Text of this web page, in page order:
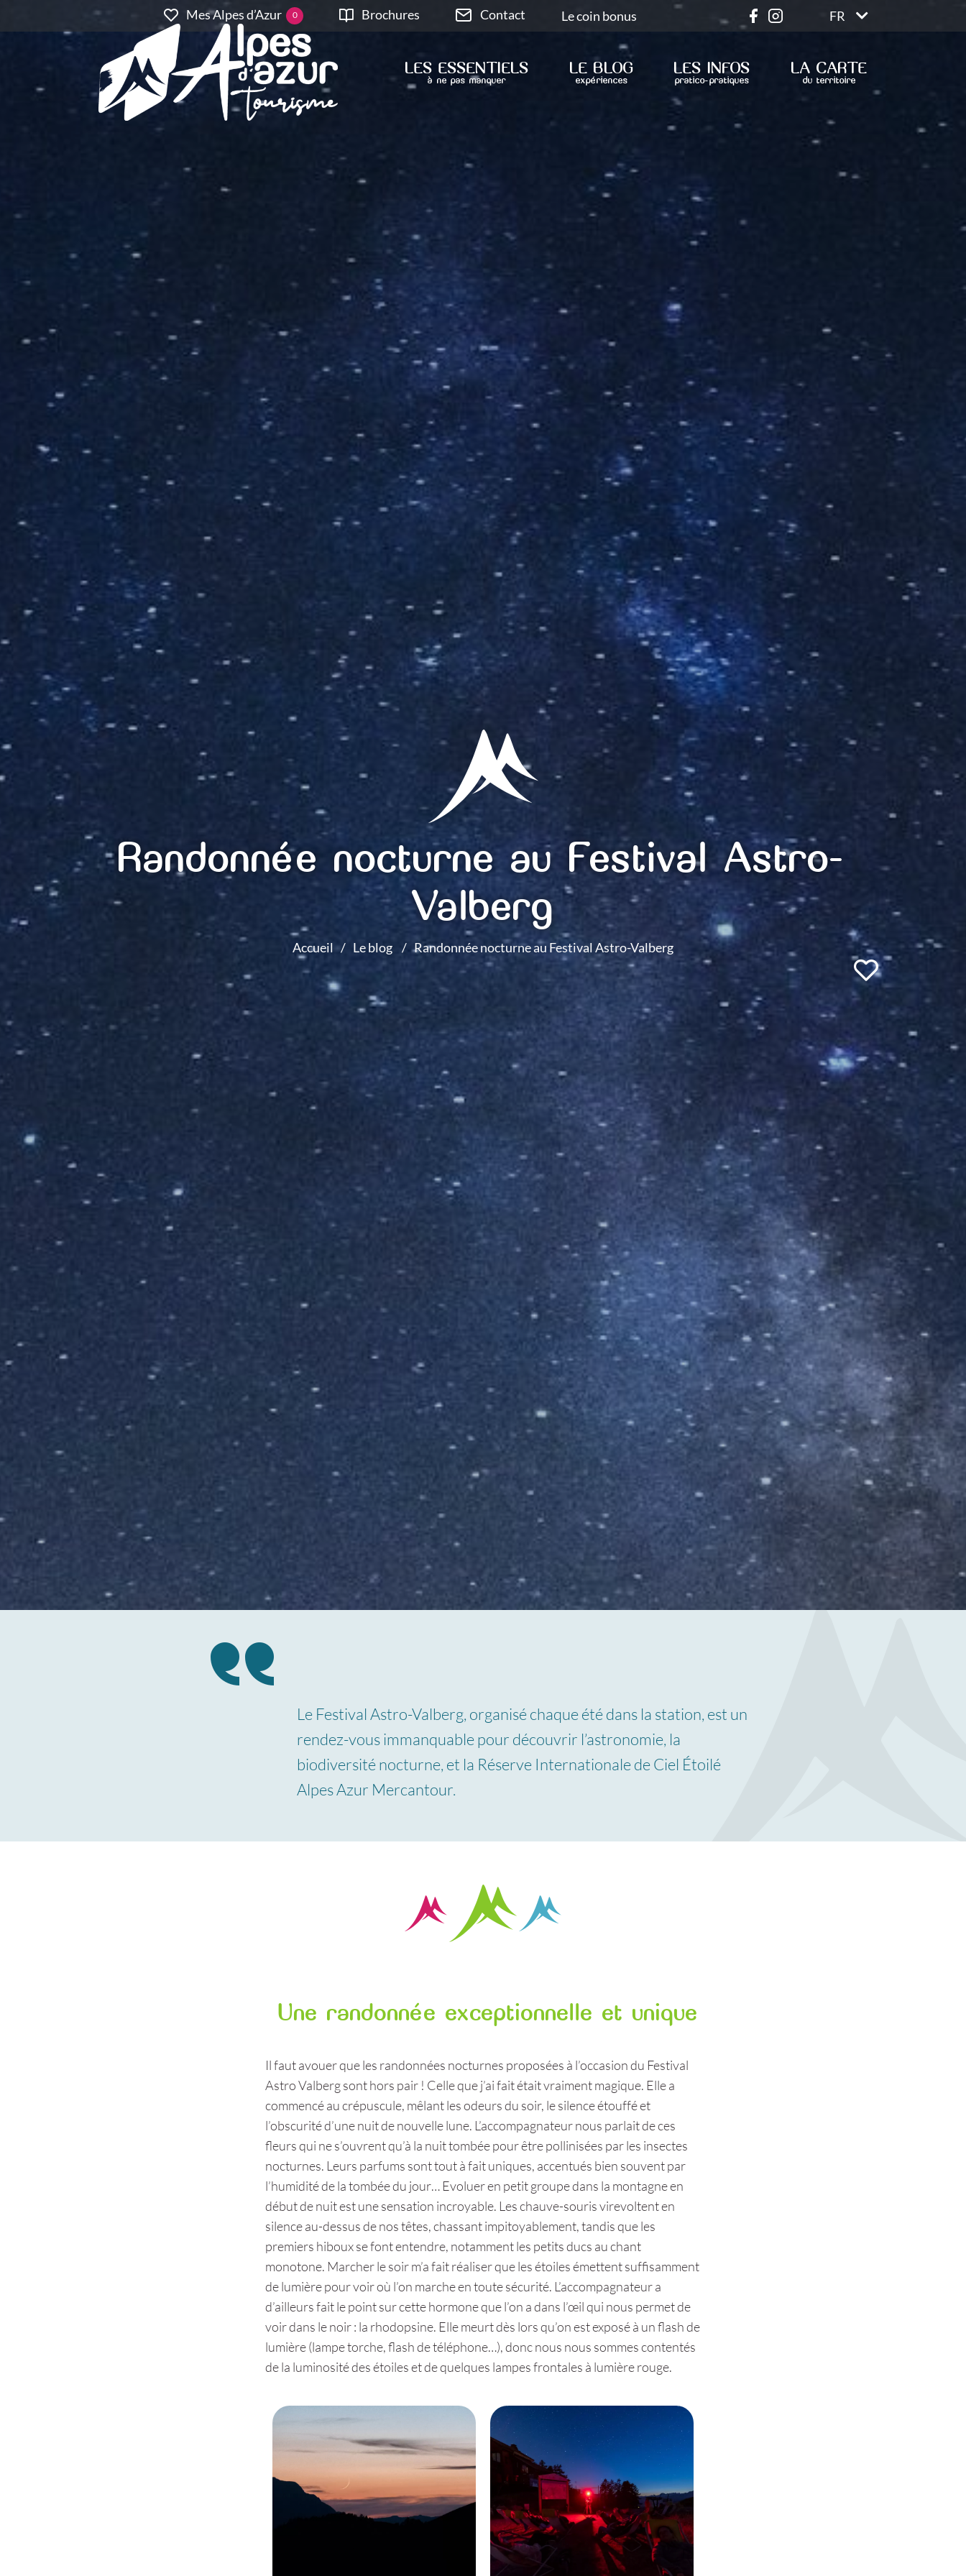
Mes Alpes d’Azur 0 Brochures Contact Le coin bonus FR
LES ESSENTIELS
à ne pas manquer
LE BLOG
expériences
LES INFOS
pratico-pratiques
LA CARTE
du territoire
Randonnée nocturne au Festival Astro-
Valberg
Accueil Le blog Randonnée nocturne au Festival Astro-Valberg
Le Festival Astro-Valberg, organisé chaque été dans la station, est un
rendez-vous immanquable pour découvrir l’astronomie, la
biodiversité nocturne, et la Réserve Internationale de Ciel Étoilé
Alpes Azur Mercantour.
Une randonnée exceptionnelle et unique
Il faut avouer que les randonnées nocturnes proposées à l’occasion du Festival
Astro Valberg sont hors pair ! Celle que j’ai fait était vraiment magique. Elle a
commencé au crépuscule, mêlant les odeurs du soir, le silence étouffé et
l’obscurité d’une nuit de nouvelle lune. L’accompagnateur nous parlait de ces
fleurs qui ne s’ouvrent qu’à la nuit tombée pour être pollinisées par les insectes
nocturnes. Leurs parfums sont tout à fait uniques, accentués bien souvent par
l’humidité de la tombée du jour… Evoluer en petit groupe dans la montagne en
début de nuit est une sensation incroyable. Les chauve-souris virevoltent en
silence au-dessus de nos têtes, chassant impitoyablement, tandis que les
premiers hiboux se font entendre, notamment les petits ducs au chant
monotone. Marcher le soir m’a fait réaliser que les étoiles émettent suffisamment
de lumière pour voir où l’on marche en toute sécurité. L’accompagnateur a
d’ailleurs fait le point sur cette hormone que l’on a dans l’œil qui nous permet de
voir dans le noir : la rhodopsine. Elle meurt dès lors qu’on est exposé à un flash de
lumière (lampe torche, flash de téléphone…), donc nous nous sommes contentés
de la luminosité des étoiles et de quelques lampes frontales à lumière rouge.